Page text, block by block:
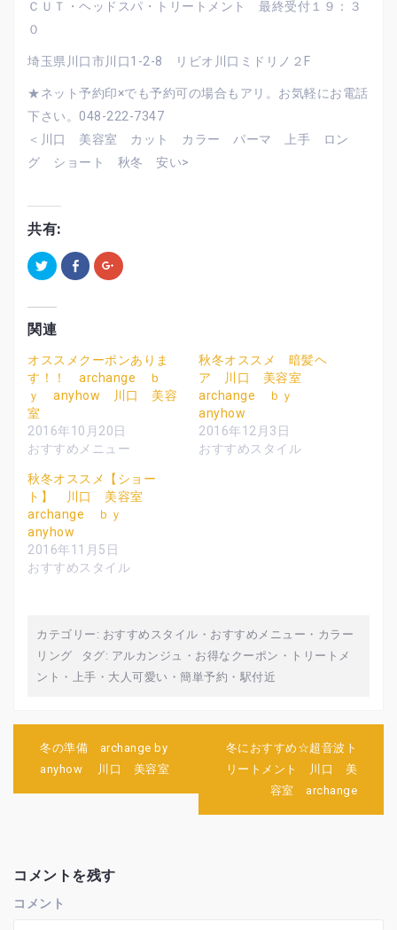
ＣＵＴ・ヘッドスパ・トリートメント 最終受付１９：３
０
埼玉県川口市川口1-2-8 リビオ川口ミドリノ２F
★ネット予約印×でも予約可の場合もアリ。お気軽にお電話
下さい。048-222-7347
＜川口 美容室 カット カラー パーマ 上手 ロン
グ ショート 秋冬 安い>
共有:
ク
リ
し
T
w
t
t
で
有
(
新
し
ウ
ィ
ド
ウ
で
開
き
ま
す
F
a
共
有
す
る
に
ク
リ
ッ
ク
て
く
だ
い
し
い
ウ
開
ま
す
)
ク
リ
g
e
+
で
有
(
新
ウ
ィ
ン
ウ
き
ま
す
関連
オススメクーポンありま
す！！ archange ｂ
ｙ anyhow 川口 美容
室
2016年10月20日
おすすめメニュー
秋冬オススメ 暗髪ヘ
ア 川口 美容室
archange ｂｙ
anyhow
2016年12月3日
おすすめスタイル
秋冬オススメ【ショー
ト】 川口 美容室
archange ｂｙ
anyhow
2016年11月5日
おすすめスタイル
カテゴリー: おすすめスタイル ・ おすすめメニュー ・ カラー
リング
タグ: アルカンジュ ・ お得なクーポン ・
トリートメ
ント ・ 上手 ・ 大人可愛い ・ 簡単予約 ・ 駅付近
ョ
ン
冬の準備 archange by
anyhow 川口 美容室
冬におすすめ☆超音波ト
リートメント 川口 美
容室 archange
コメントを残す
コメント